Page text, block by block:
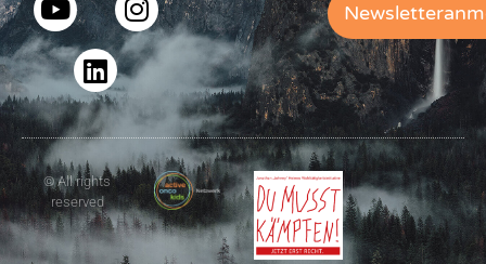
© All rights
reserved